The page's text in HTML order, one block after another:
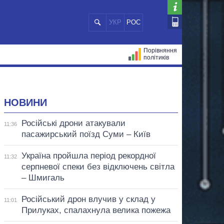
УКР РОС
Порівняння
політиків
НОВИНИ
11:36
Російські дрони атакували
пасажирський поїзд Суми – Київ
11:32
Україна пройшла період рекордної
серпневої спеки без відключень світла
– Шмигаль
11:01
Російський дрон влучив у склад у
Прилуках, спалахнула велика пожежа